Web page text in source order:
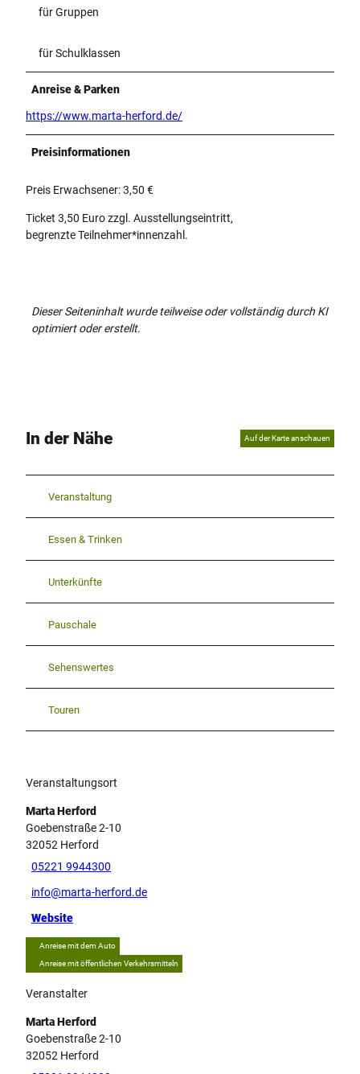
für Gruppen
für Schulklassen
Anreise & Parken
https://www.marta-herford.de/
Preisinformationen
Preis Erwachsener: 3,50 €
Ticket 3,50 Euro zzgl. Ausstellungseintritt,
begrenzte Teilnehmer*innenzahl.
Dieser Seiteninhalt wurde teilweise oder vollständig durch KI
optimiert oder erstellt.
In der Nähe Auf der Karte anschauen
Veranstaltung
Essen & Trinken
Unterkünfte
Pauschale
Sehenswertes
Touren
Veranstaltungsort
Marta Herford
Goebenstraße 2-10
32052 Herford
05221 9944300
info@marta-herford.de
Website
Anreise mit dem Auto
Anreise mit öffentlichen Verkehrsmitteln
Veranstalter
Marta Herford
Goebenstraße 2-10
32052 Herford